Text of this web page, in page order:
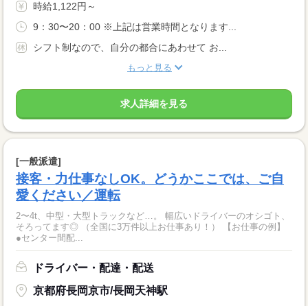
時給1,122円～
9：30〜20：00 ※上記は営業時間となります...
シフト制なので、自分の都合にあわせて お...
もっと見る
求人詳細を見る
[一般派遣]
接客・力仕事なしOK。どうかここでは、ご自
愛ください／運転
2〜4t、中型・大型トラックなど…。 幅広いドライバーのオシゴト、
そろってます◎ （全国に3万件以上お仕事あり！） 【お仕事の例】
●センター間配...
ドライバー・配達・配送
京都府長岡京市/長岡天神駅